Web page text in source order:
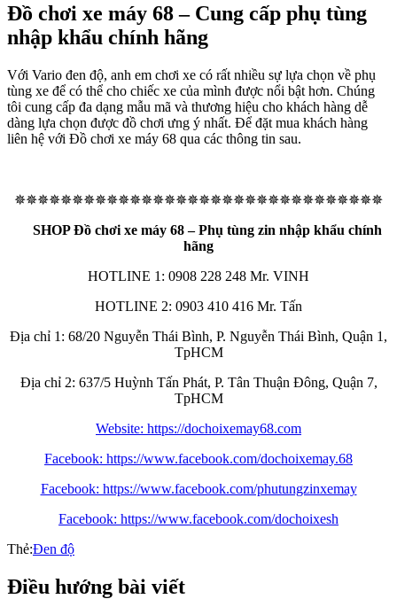
Đồ chơi xe máy 68 – Cung cấp phụ tùng
nhập khẩu chính hãng
Với Vario đen độ, anh em chơi xe có rất nhiều sự lựa chọn về phụ
tùng xe để có thể cho chiếc xe của mình được nổi bật hơn. Chúng
tôi cung cấp đa dạng mẫu mã và thương hiệu cho khách hàng dễ
dàng lựa chọn được đồ chơi ưng ý nhất. Để đặt mua khách hàng
liên hệ với Đồ chơi xe máy 68 qua các thông tin sau.
✵✵✵✵✵✵✵✵✵✵✵✵✵✵✵✵✵✵✵✵✵✵✵✵✵✵✵✵✵✵✵✵
SHOP Đồ chơi xe máy 68 – Phụ tùng zin nhập khẩu chính
hãng
HOTLINE 1: 0908 228 248 Mr. VINH
HOTLINE 2: 0903 410 416 Mr. Tấn
Địa chỉ 1: 68/20 Nguyễn Thái Bình, P. Nguyễn Thái Bình, Quận 1,
TpHCM
Địa chỉ 2: 637/5 Huỳnh Tấn Phát, P. Tân Thuận Đông, Quận 7,
TpHCM
Website: https://dochoixemay68.com
Facebook: https://www.facebook.com/dochoixemay.68
Facebook: https://www.facebook.com/phutungzinxemay
Facebook: https://www.facebook.com/dochoixesh
Thẻ:Đen độ
Điều hướng bài viết